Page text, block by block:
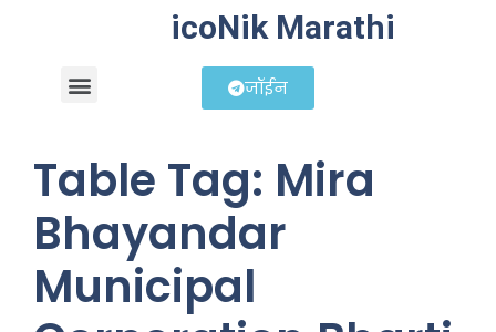
icoNik Marathi
जॉईन
Table Tag: Mira
Bhayandar
Municipal